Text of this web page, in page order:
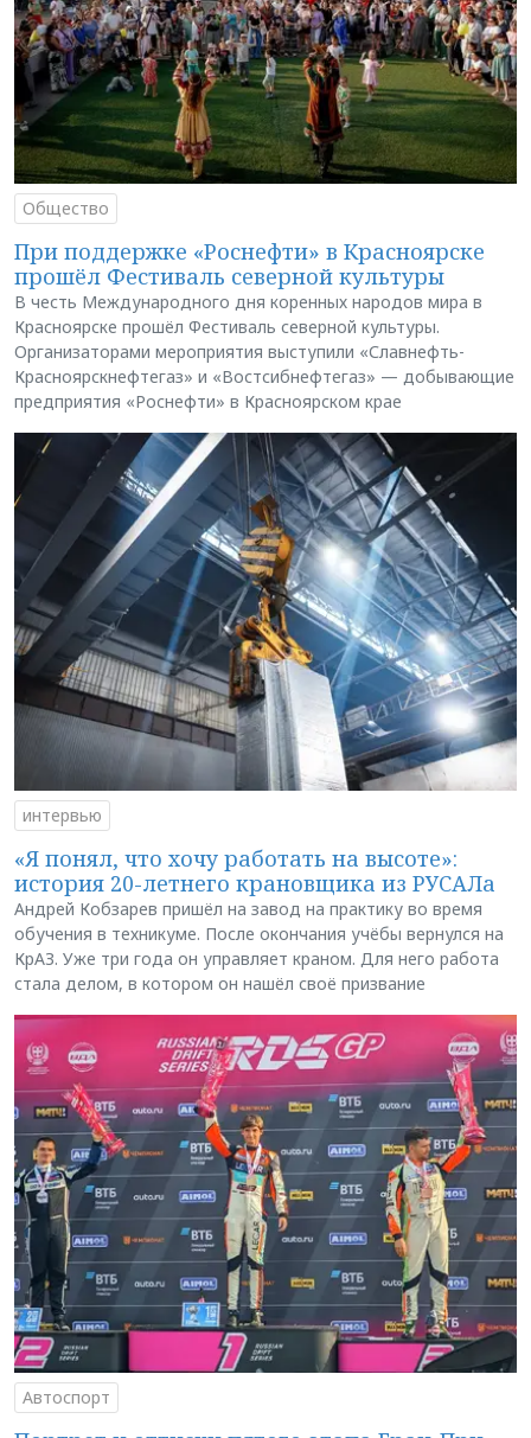
Общество
При поддержке «Роснефти» в Красноярске
прошёл Фестиваль северной культуры
В честь Международного дня коренных народов мира в
Красноярске прошёл Фестиваль северной культуры.
Организаторами мероприятия выступили «Славнефть-
Красноярскнефтегаз» и «Востсибнефтегаз» — добывающие
предприятия «Роснефти» в Красноярском крае
интервью
«Я понял, что хочу работать на высоте»:
история 20-летнего крановщика из РУСАЛа
Андрей Кобзарев пришёл на завод на практику во время
обучения в техникуме. После окончания учёбы вернулся на
КрАЗ. Уже три года он управляет краном. Для него работа
стала делом, в котором он нашёл своё призвание
Автоспорт